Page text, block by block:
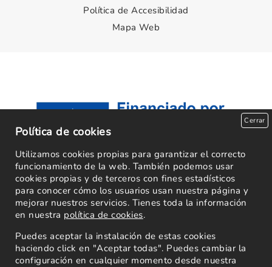
Política de Accesibilidad
Mapa Web
Cerrar
Política de cookies
Utilizamos cookies propias para garantizar el correcto
funcionamiento de la web. También podemos usar
cookies propias y de terceros con fines estadísticos
para conocer cómo los usuarios usan nuestra página y
mejorar nuestros servicios. Tienes toda la información
en nuestra política de cookies.
Puedes aceptar la instalación de estas cookies
haciendo click en "Aceptar todas". Puedes cambiar la
configuración en cualquier momento desde nuestra